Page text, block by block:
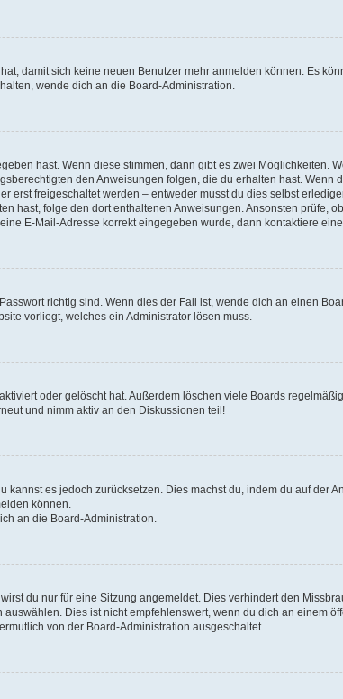
damit sich keine neuen Benutzer mehr anmelden können. Es
wende dich an die Board-Administration.
hast. Wenn diese stimmen, dann gibt es zwei Möglichkeiten.
den Anweisungen folgen, die du erhalten hast. Wenn
freigeschaltet werden – entweder musst du dies selbst
hast, folge den dort enthaltenen Anweisungen. Ansonsten prüfe,
E-Mail-Adresse korrekt eingegeben wurde, dann kontaktiere
richtig sind. Wenn dies der Fall ist, wende dich an einen
vorliegt, welches ein Administrator lösen muss.
oder gelöscht hat. Außerdem löschen viele Boards
und nimm aktiv an den Diskussionen teil!
es jedoch zurücksetzen. Dies machst du, indem du auf der
können.
an die Board-Administration.
du nur für eine Sitzung angemeldet. Dies verhindert den
Dies ist nicht empfehlenswert, wenn du dich an einem
von der Board-Administration ausgeschaltet.